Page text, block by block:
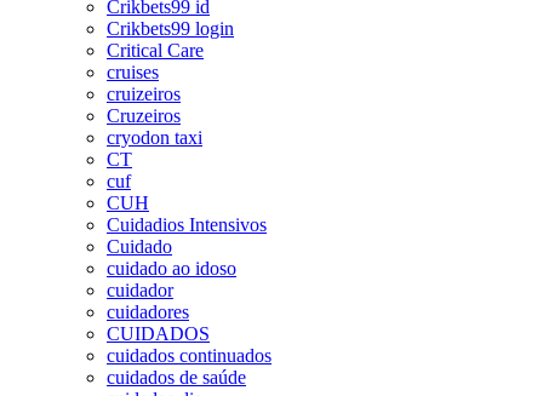
Crikbets99 id
Crikbets99 login
Critical Care
cruises
cruizeiros
Cruzeiros
cryodon taxi
CT
cuf
CUH
Cuidadios Intensivos
Cuidado
cuidado ao idoso
cuidador
cuidadores
CUIDADOS
cuidados continuados
cuidados de saúde